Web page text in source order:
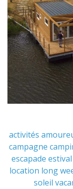
activités
campagne
escapade estival
location long
soleil